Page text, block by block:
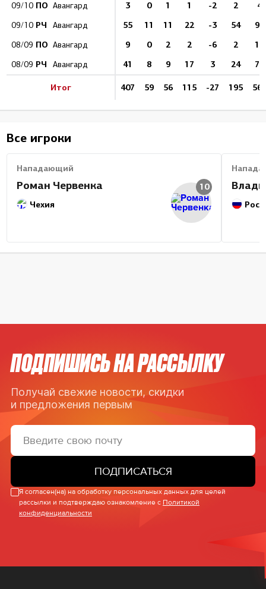
09/10 ПО Авангард 3 0 1 1 -2 2 4
09/10 РЧ Авангард 55 11 11 22 -3 54 99
08/09 ПО Авангард 9 0 2 2 -6 2 12
08/09 РЧ Авангард 41 8 9 17 3 24 77
Итог 407 59 56 115 -27 195 568
Все игроки
Нападающий
Роман Червенка
Чехия
10
ПОДПИШИСЬ НА РАССЫЛКУ
Получай свежие новости, скидки
и предложения первым
ПОДПИСАТЬСЯ
Я согласен(на) на обработку персональных данных для целей
рассылки и подтверждаю ознакомление с Политикой
конфиденциальности